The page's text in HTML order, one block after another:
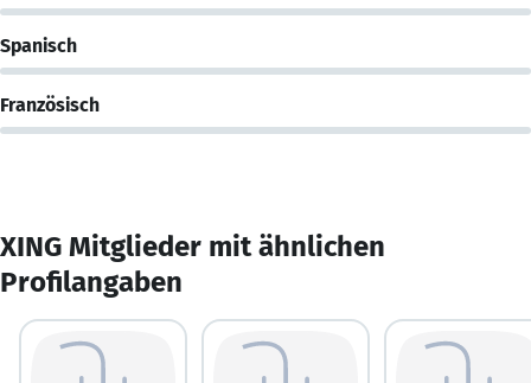
Spanisch
Französisch
XING Mitglieder mit ähnlichen
Profilangaben